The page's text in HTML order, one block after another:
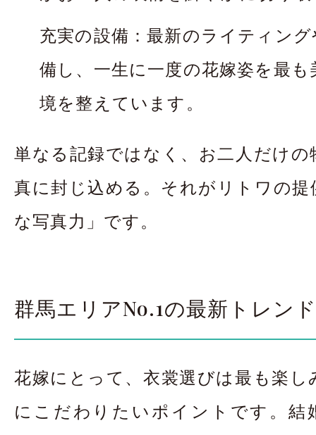
充実の設備：最新のライティン
備し、一生に一度の花嫁姿を最
境を整えています。
単なる記録ではなく、お二人だけの
真に封じ込める。それがリトワの提
な写真力」です。
群馬エリアNo.1の最新トレン
花嫁にとって、衣裳選びは最も楽し
にこだわりたいポイントです。結